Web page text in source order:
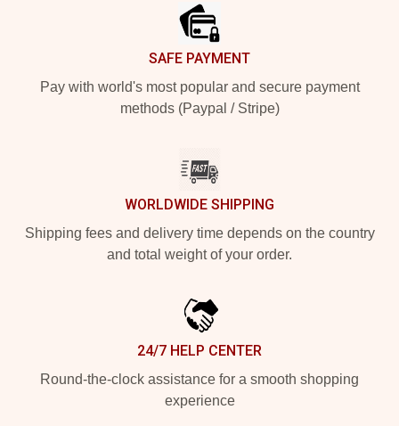
SAFE PAYMENT
Pay with world's most popular and secure payment
methods (Paypal / Stripe)
WORLDWIDE SHIPPING
Shipping fees and delivery time depends on the country
and total weight of your order.
24/7 HELP CENTER
Round-the-clock assistance for a smooth shopping
experience